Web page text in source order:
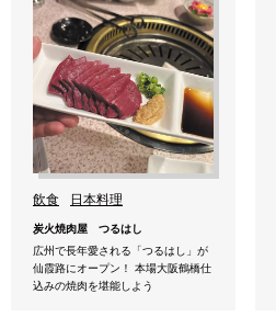
飲食 日本料理
炭火焼肉屋 つるはし
広州で長年愛される「つるはし」が
仙霞路にオープン！ 本場大阪鶴橋仕
込みの焼肉を堪能しよう